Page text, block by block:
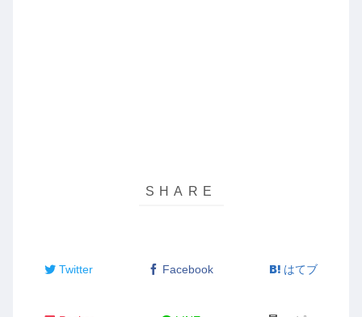
Twitter Facebook はてブ